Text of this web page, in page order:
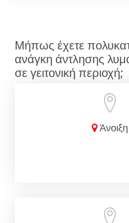
Μήπως έχετε
ανάγκη άντλησης
σε γειτονική περιοχή;
Άνοιξη